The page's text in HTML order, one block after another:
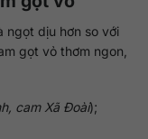
ngọt dịu hơn so với
gọt vỏ thơm ngon,
cam Xã Đoài);